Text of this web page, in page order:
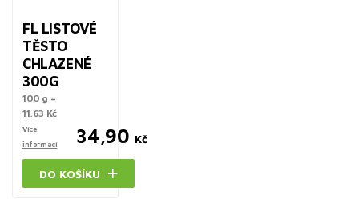
FL LISTOVÉ
TĚSTO
CHLAZENÉ
300G
100 g =
11,63 Kč
Více
informací
34,90 Kč
DO KOŠÍKU